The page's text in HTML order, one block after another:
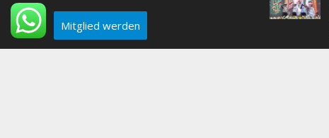
Mitglied werden